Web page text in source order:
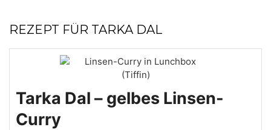
REZEPT FÜR TARKA DAL
Tarka Dal – gelbes Linsen-
Curry